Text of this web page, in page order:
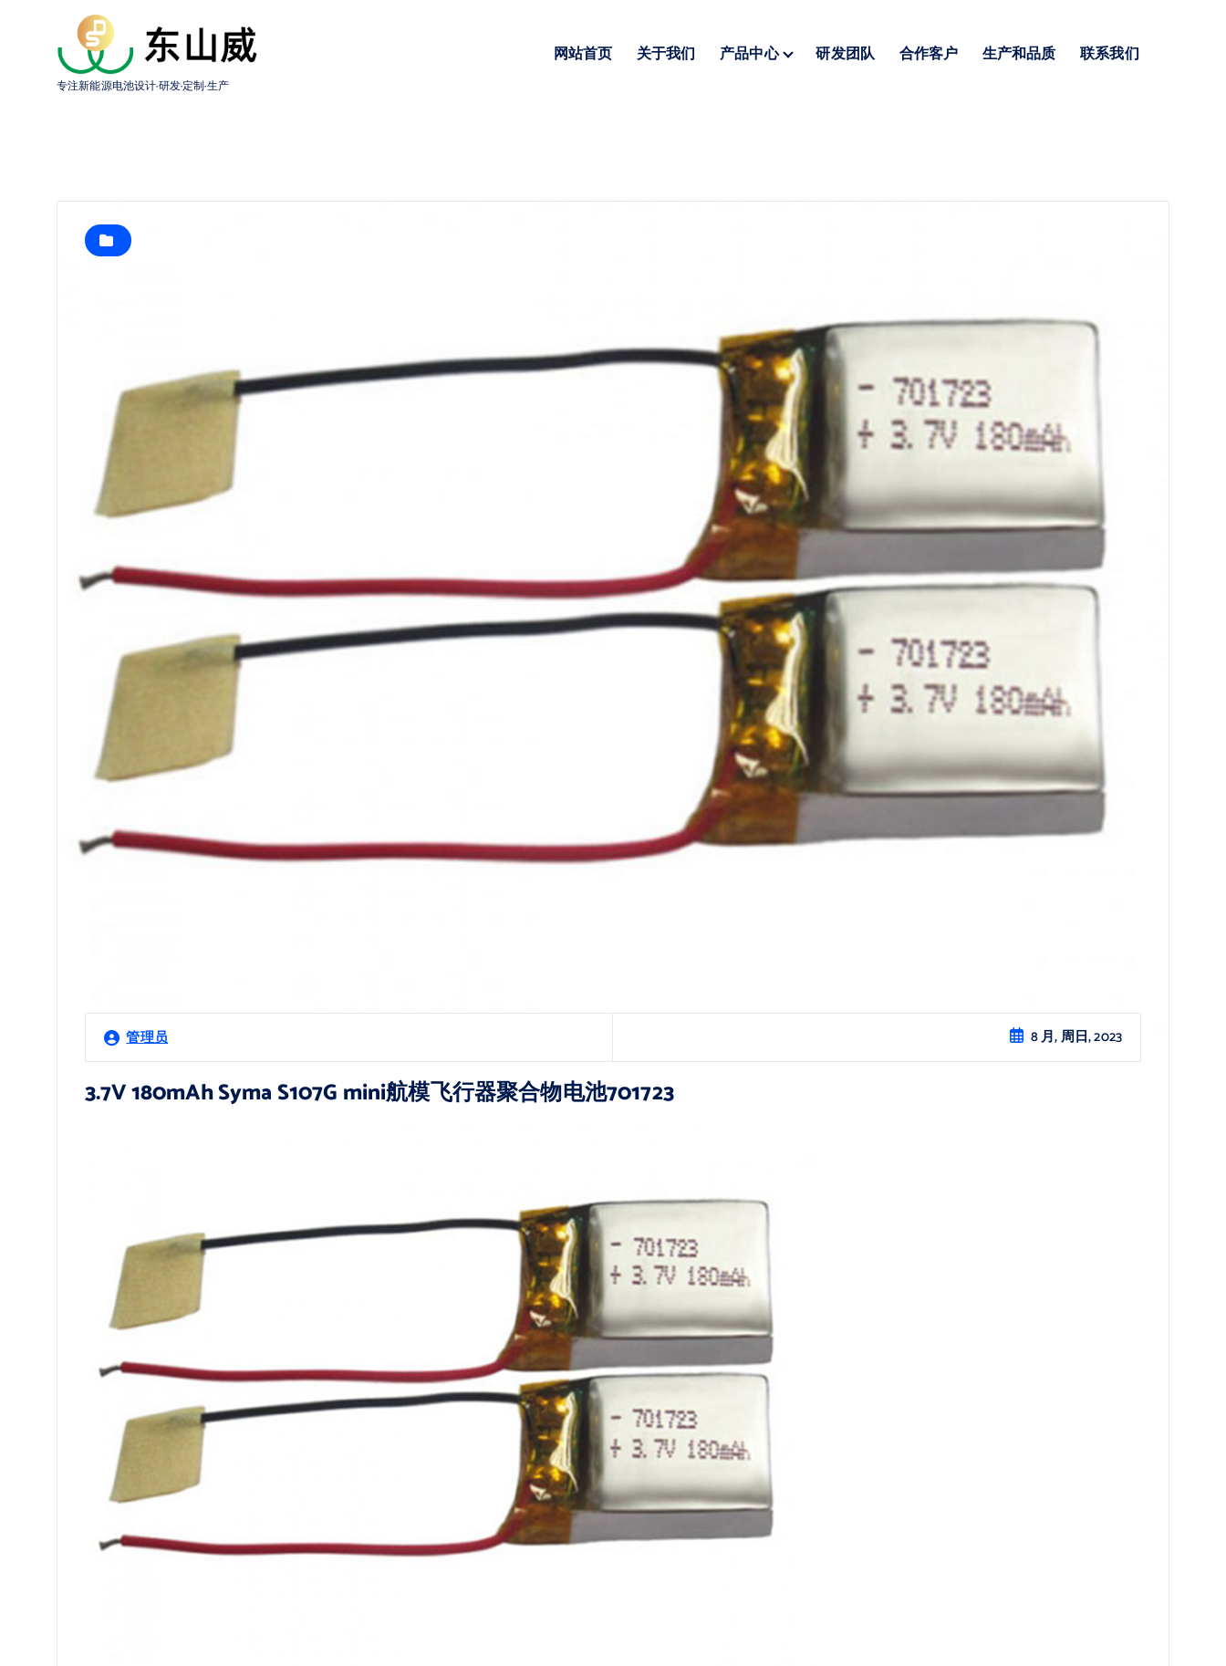
专注新能源电池设计·研发·定制·生产
网站首页 关于我们 产品中心 研发团队 合作客户 生产和品质 联系我们
管理员 8 月, 周日, 2023
3.7V 180mAh Syma S107G mini航模飞行器聚合物电池701723